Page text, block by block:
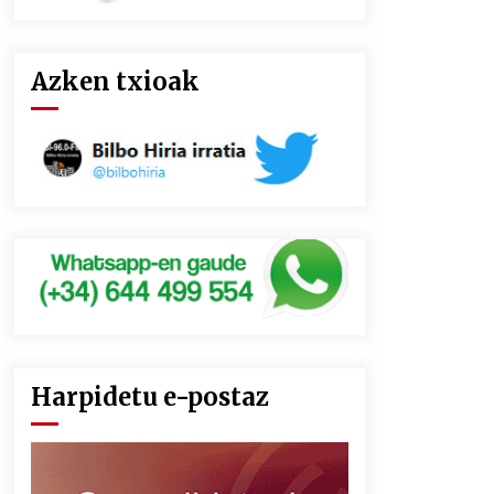
Azken txioak
Harpidetu e-postaz